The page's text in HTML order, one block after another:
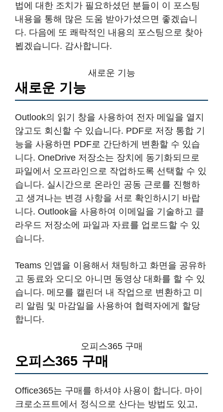
법에 대한 조치가 필요하셨던 분들이 이 포스팅
내용을 통해 많은 도움 받아가셨으면 좋겠습니
다. 다음에 또 쾌락적인 내용의 포스팅으로 찾아
뵙겠습니다. 감사합니다.
새로운 기능
새로운 기능
Outlook의 읽기 창을 사용하여 전자 메일을 열지
않고도 회신할 수 있습니다. PDF로 저장 통합 기
능을 사용하면 PDF로 간단하게 변환할 수 있습
니다. OneDrive 저장소는 장치에 동기화되므로
파일에서 오프라인으로 작업하도록 선택할 수 있
습니다. 실시간으로 온라인 공동 근로를 진행하
고 생겨나는 변경 사항을 서로 확인하시기 바랍
니다. Outlook을 사용하여 이메일을 기술하고 클
라우드 저장소에 파일과 자료를 업로드할 수 있
습니다.
Teams 인앱을 이용해서 채팅하고 화면을 공유하
고 동료와 오디오 아니면 동영상 대화를 할 수 있
습니다. 메모를 캘린더 내 작업으로 변환하고 미
리 알림 및 마감일을 사용하여 협력자에게 할당
합니다.
오피스365 구매
오피스365 구매
Office365는 구매를 하셔야 사용이 합니다. 마이
크로소프트에서 정식으로 산다는 방법도 있고,